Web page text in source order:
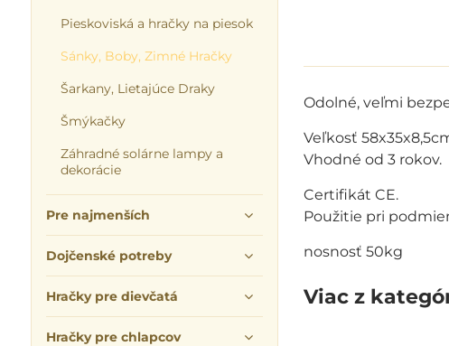
Odolné, veľmi
Veľkosť
Vhodné od 3 rokov.
Certifikát CE.
Použitie pri
nosnosť 50kg
Viac z
Pieskoviská a hračky na piesok
Sánky, Boby, Zimné Hračky
Šarkany, Lietajúce Draky
Šmýkačky
Záhradné solárne lampy a
dekorácie
Pre najmenších
Dojčenské potreby
Hračky pre dievčatá
Hračky pre chlapcov